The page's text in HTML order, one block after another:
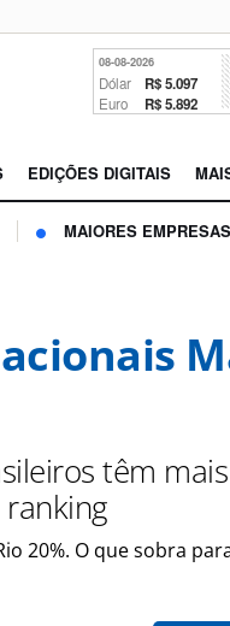
08-08-2026
Dólar R$ 5.097
Euro R$ 5.892
EDIÇÕES DIGITAIS
MAIORES
têm
ranking
20%. O que sobra